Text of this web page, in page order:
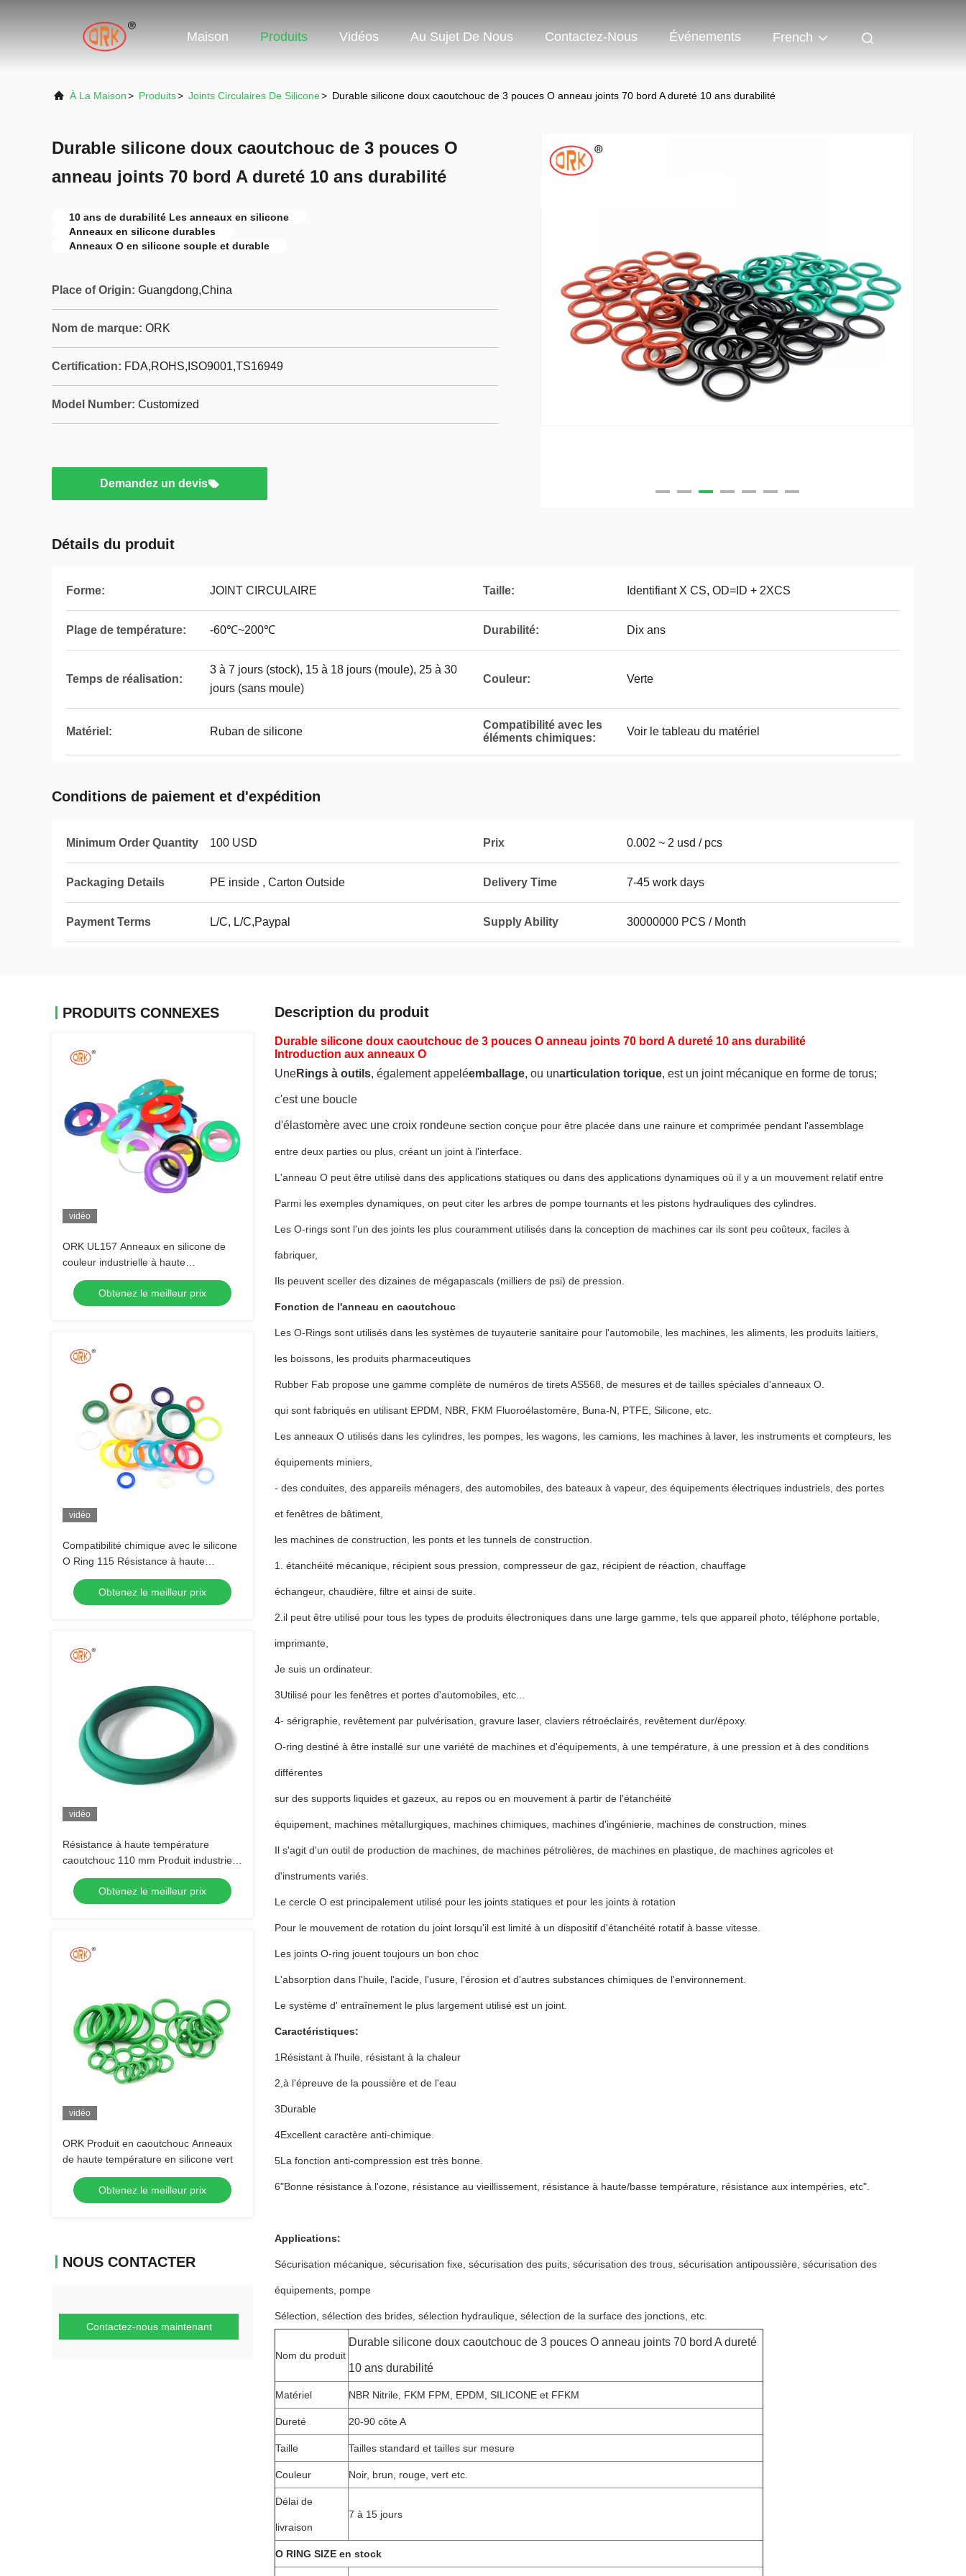
Maison Produits Vidéos Au Sujet De Nous Contactez-Nous Événements French
À La Maison> Produits> Joints Circulaires De Silicone> Durable silicone doux caoutchouc de 3 pouces O anneau joints 70 bord A dureté 10 ans durabilité
Durable silicone doux caoutchouc de 3 pouces O
anneau joints 70 bord A dureté 10 ans durabilité
10 ans de durabilité Les anneaux en silicone
Anneaux en silicone durables
Anneaux O en silicone souple et durable
Place of Origin: Guangdong,China
Nom de marque: ORK
Certification: FDA,ROHS,ISO9001,TS16949
Model Number: Customized
Demandez un devis
Détails du produit
Forme: JOINT CIRCULAIRE Taille: Identifiant X CS, OD=ID + 2XCS
Plage de température: -60℃~200℃ Durabilité: Dix ans
Temps de réalisation:
3 à 7 jours (stock), 15 à 18 jours (moule), 25 à 30
jours (sans moule)
Couleur: Verte
Matériel: Ruban de silicone
Compatibilité avec les
éléments chimiques:
Voir le tableau du matériel
Conditions de paiement et d'expédition
Minimum Order Quantity 100 USD Prix 0.002 ~ 2 usd / pcs
Packaging Details PE inside , Carton Outside Delivery Time 7-45 work days
Payment Terms L/C, L/C,Paypal Supply Ability 30000000 PCS / Month
PRODUITS CONNEXES
vidéo
ORK UL157 Anneaux en silicone de
couleur industrielle à haute
température fournisseurs
Obtenez le meilleur prix
vidéo
Compatibilité chimique avec le silicone
O Ring 115 Résistance à haute
température
Obtenez le meilleur prix
vidéo
Résistance à haute température
caoutchouc 110 mm Produit industriel
commercial
Obtenez le meilleur prix
vidéo
ORK Produit en caoutchouc Anneaux
de haute température en silicone vert
Obtenez le meilleur prix
NOUS CONTACTER
Contactez-nous maintenant
Description du produit
Durable silicone doux caoutchouc de 3 pouces O anneau joints 70 bord A dureté 10 ans durabilité
Introduction aux anneaux O
UneRings à outils, également appeléemballage, ou unarticulation torique, est un joint mécanique en forme de torus;
c'est une boucle
d'élastomère avec une croix rondeune section conçue pour être placée dans une rainure et comprimée pendant l'assemblage
entre deux parties ou plus, créant un joint à l'interface.
L'anneau O peut être utilisé dans des applications statiques ou dans des applications dynamiques où il y a un mouvement relatif entre
Parmi les exemples dynamiques, on peut citer les arbres de pompe tournants et les pistons hydrauliques des cylindres.
Les O-rings sont l'un des joints les plus couramment utilisés dans la conception de machines car ils sont peu coûteux, faciles à
fabriquer,
Ils peuvent sceller des dizaines de mégapascals (milliers de psi) de pression.
Fonction de l'anneau en caoutchouc
Les O-Rings sont utilisés dans les systèmes de tuyauterie sanitaire pour l'automobile, les machines, les aliments, les produits laitiers,
les boissons, les produits pharmaceutiques
Rubber Fab propose une gamme complète de numéros de tirets AS568, de mesures et de tailles spéciales d'anneaux O.
qui sont fabriqués en utilisant EPDM, NBR, FKM Fluoroélastomère, Buna-N, PTFE, Silicone, etc.
Les anneaux O utilisés dans les cylindres, les pompes, les wagons, les camions, les machines à laver, les instruments et compteurs, les
équipements miniers,
- des conduites, des appareils ménagers, des automobiles, des bateaux à vapeur, des équipements électriques industriels, des portes
et fenêtres de bâtiment,
les machines de construction, les ponts et les tunnels de construction.
1. étanchéité mécanique, récipient sous pression, compresseur de gaz, récipient de réaction, chauffage
échangeur, chaudière, filtre et ainsi de suite.
2.il peut être utilisé pour tous les types de produits électroniques dans une large gamme, tels que appareil photo, téléphone portable,
imprimante,
Je suis un ordinateur.
3Utilisé pour les fenêtres et portes d'automobiles, etc...
4- sérigraphie, revêtement par pulvérisation, gravure laser, claviers rétroéclairés, revêtement dur/époxy.
O-ring destiné à être installé sur une variété de machines et d'équipements, à une température, à une pression et à des conditions
différentes
sur des supports liquides et gazeux, au repos ou en mouvement à partir de l'étanchéité
équipement, machines métallurgiques, machines chimiques, machines d'ingénierie, machines de construction, mines
Il s'agit d'un outil de production de machines, de machines pétrolières, de machines en plastique, de machines agricoles et
d'instruments variés.
Le cercle O est principalement utilisé pour les joints statiques et pour les joints à rotation
Pour le mouvement de rotation du joint lorsqu'il est limité à un dispositif d'étanchéité rotatif à basse vitesse.
Les joints O-ring jouent toujours un bon choc
L'absorption dans l'huile, l'acide, l'usure, l'érosion et d'autres substances chimiques de l'environnement.
Le système d' entraînement le plus largement utilisé est un joint.
Caractéristiques:
1Résistant à l'huile, résistant à la chaleur
2,à l'épreuve de la poussière et de l'eau
3Durable
4Excellent caractère anti-chimique.
5La fonction anti-compression est très bonne.
6"Bonne résistance à l'ozone, résistance au vieillissement, résistance à haute/basse température, résistance aux intempéries, etc".
Applications:
Sécurisation mécanique, sécurisation fixe, sécurisation des puits, sécurisation des trous, sécurisation antipoussière, sécurisation des
équipements, pompe
Sélection, sélection des brides, sélection hydraulique, sélection de la surface des jonctions, etc.
Nom du produit
Durable silicone doux caoutchouc de 3 pouces O anneau joints 70 bord A dureté
10 ans durabilité
Matériel NBR Nitrile, FKM FPM, EPDM, SILICONE et FFKM
Dureté 20-90 côte A
Taille Tailles standard et tailles sur mesure
Couleur Noir, brun, rouge, vert etc.
Délai de
livraison
7 à 15 jours
O RING SIZE en stock